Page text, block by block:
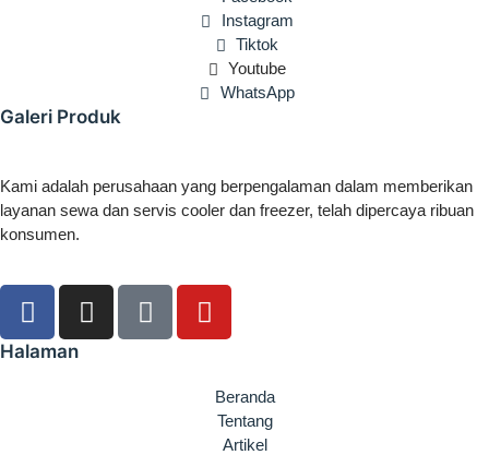
Instagram
Tiktok
Youtube
WhatsApp
Galeri Produk
Kami adalah perusahaan yang berpengalaman dalam memberikan
layanan sewa dan servis cooler dan freezer, telah dipercaya ribuan
konsumen.
Halaman
Beranda
Tentang
Artikel